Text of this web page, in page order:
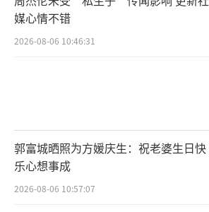
媒心情不错
2026-08-06 10:46:31
郭富城晒照为方媛庆生：祝老婆生日快
乐心想事成
2026-08-06 10:57:07